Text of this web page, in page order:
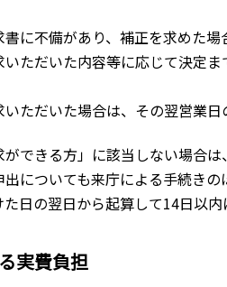
に不備があり、補正を求めた
ただいた内容等に応じて決定
ただいた場合は、その翌営業
できる方」に該当しない場合は
についても来庁による手続き
日の翌日から起算して14日以
実費負担